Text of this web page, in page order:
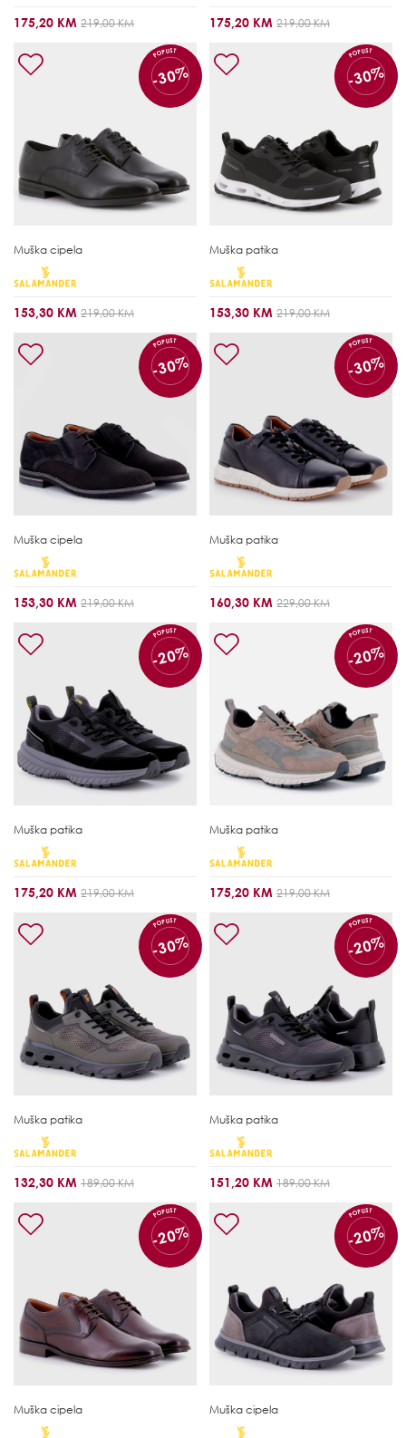
175,20 KM 219,00 KM 175,20 KM 219,00 KM
POPUST
-30%
Muška cipela
153,30 KM 219,00 KM
POPUST
-30%
Muška patika
153,30 KM 219,00 KM
POPUST
-30%
Muška cipela
153,30 KM 219,00 KM
POPUST
-30%
Muška patika
160,30 KM 229,00 KM
POPUST
-20%
Muška patika
175,20 KM 219,00 KM
POPUST
-20%
Muška patika
175,20 KM 219,00 KM
POPUST
-30%
Muška patika
132,30 KM 189,00 KM
POPUST
-20%
Muška patika
151,20 KM 189,00 KM
POPUST
-20%
Muška cipela
POPUST
-20%
Muška cipela